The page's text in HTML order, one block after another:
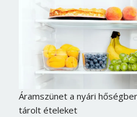
Áramszünet a nyári
tárolt ételeket